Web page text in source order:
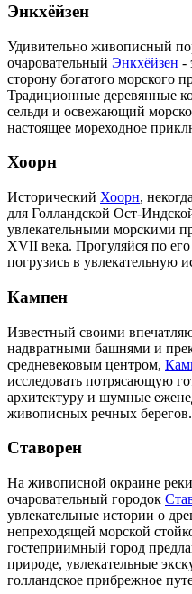
Энкхёйзен
Удивительно живописный
очаровательный Энкхёйзен -
сторону богатого морского
Традиционные деревянные
сельди и освежающий
настоящее мореходное
Хоорн
Исторический Хоорн,
для Голландской Ост-
увлекательными морскими
XVII века. Прогуляйся по
погрузись в увлекательную
Кампен
Известный своими
надвратными башнями и
средневековым центром,
исследовать потрясающую
архитектуру и шумные
живописных речных берегов.
Ставорен
На живописной окраине
очаровательный городок
увлекательные истории о
непреходящей морской
гостеприимный город
природе, увлекательные
голландское прибрежное